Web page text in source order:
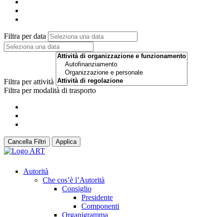
Filtra per data
Filtra per attività
Filtra per modalità di trasporto
Cancella Filtri Applica
Autorità
Che cos’è l’Autorità
Consiglio
Presidente
Componenti
Organigramma